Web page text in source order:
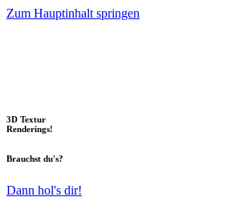
Zum Hauptinhalt springen
3D Textur
Renderings!
Brauchst du's?
Dann hol's dir!